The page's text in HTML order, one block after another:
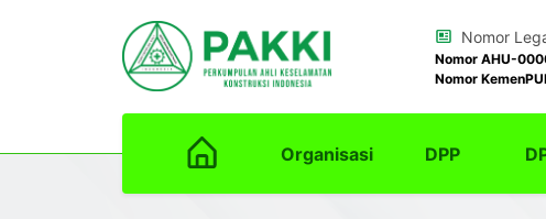
Nomor
Nomor AHU-
Nomor
Organisasi DPP